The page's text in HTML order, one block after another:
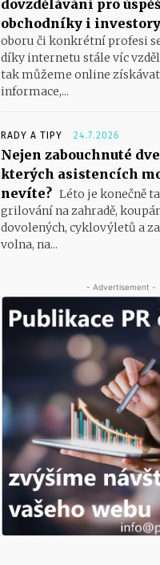
dovzdělávání pro
obchodníky i investory
oboru či konkrétní profesi
díky internetu stále víc
tak můžeme online
informace,...
RADY A TIPY 24.7.2026
Nejen zabouchnuté
kterých asistencích
nevíte? Léto je konečně
grilování na zahradě,
dovolených, cyklovýletů a
volna, na...
- Advertisement -